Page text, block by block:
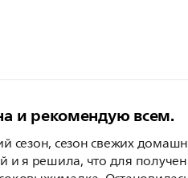
и рекомендую всем.
сезон, сезон свежих
и я решила, что для